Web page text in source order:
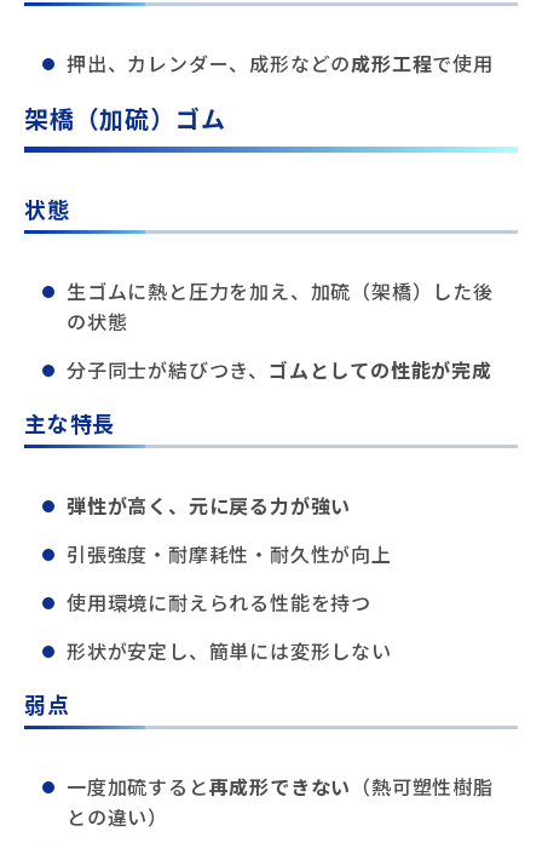
押出、カレンダー、成形などの成形工程で使用
架橋（加硫）ゴム
状態
生ゴムに熱と圧力を加え、加硫（架橋）した後
の状態
分子同士が結びつき、 ゴムとしての性能が完成
主な特長
弾性が高く、元に戻る力が強い
引張強度・耐摩耗性・耐久性が向上
使用環境に耐えられる性能を持つ
形状が安定し、簡単には変形しない
弱点
一度加硫すると再成形できない （熱可塑性樹脂
との違い）